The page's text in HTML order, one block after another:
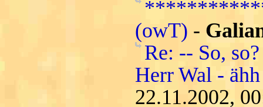
(owT) -
Re: -- So,
Herr Wal -
22.11.2002,